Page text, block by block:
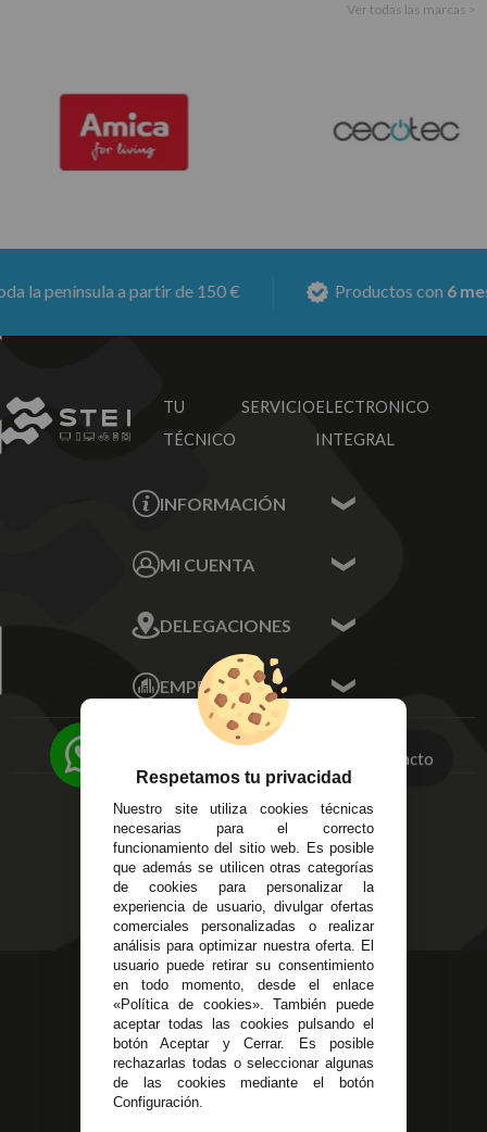
Ver todas las marcas >
a partir de 150 € Productos con6 meses
TU SERVICIO
TÉCNICO
ELECTRONICO
INTEGRAL
INFORMACIÓN
Sobre nosotros
MI CUENTA
Mis Direcciones
Mis Pedidos
Mis favoritos
FAQ's
DELEGACIONES
Écija - Sevilla
Av. Plaza de Toros.
Local 3
Córdoba
14
Alzira - Valencia
C/ Esplugues, 135
EMPRESA
Aviso Legal
Devoluciones
Política de Privacidad
Pago Seguro
Terminos y
Condiciones Generales
Políticas de Cookies
623 23 31 98
Atendemos Whatsapp
955 44 45 43/955 44 45 44
info@steielectronica.com
Contacto
Respetamos tu privacidad
Nuestro site utiliza cookies técnicas
necesarias para el correcto
funcionamiento del sitio web. Es posible
que además se utilicen otras categorías
de cookies para personalizar la
experiencia de usuario, divulgar ofertas
comerciales personalizadas o realizar
análisis para optimizar nuestra oferta. El
usuario puede retirar su consentimiento
en todo momento, desde el enlace
«Política de cookies». También puede
aceptar todas las cookies pulsando el
botón Aceptar y Cerrar. Es posible
rechazarlas todas o seleccionar algunas
de las cookies mediante el botón
Configuración.